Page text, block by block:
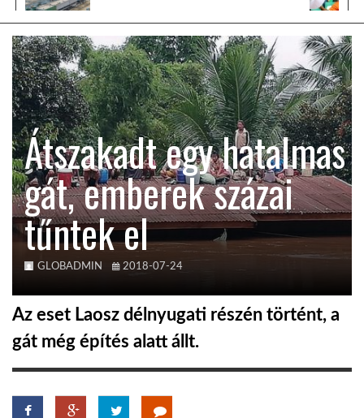
GLOBOTV BP
HÍR3D
TROPICALMAGAZIN
GLOBOTV
AFRIKA TUDÁSTÁR
A NAP SZÉPE
LINKTR.EE
GLOBOZSARU
Átszakadt egy hatalmas
gát, emberek százai
tűntek el
GLOBADMIN 2018-07-24
Az eset Laosz délnyugati részén történt, a
gát még építés alatt állt.